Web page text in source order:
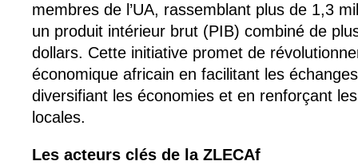
membres de l’UA, rassemblant plus de 1,3
un produit intérieur brut (PIB) combiné de
dollars. Cette initiative promet de
économique africain en facilitant les
diversifiant les économies et en renforçant
locales.
Les acteurs clés de la ZLECAf